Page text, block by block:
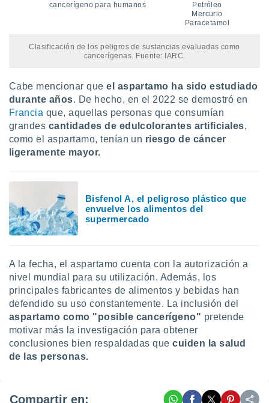
cancerígeno para humanos
Petróleo
Mercurio
Paracetamol
Clasificación de los peligros de sustancias evaluadas como
cancerígenas. Fuente: IARC.
Cabe mencionar queel aspartamo ha sido estudiado
durante años. De hecho, en el 2022 se demostró en
Francia que, aquellas personas que consumían
grandes cantidades de edulcolorantes artificiales,
como el aspartamo, tenían un riesgo de cáncer
ligeramente mayor.
Bisfenol A, el peligroso plástico que
envuelve los alimentos del
supermercado
A la fecha, el aspartamo cuenta con la autorización a
nivel mundial para su utilización. Además, los
principales fabricantes de alimentos y bebidas han
defendido su uso constantemente. La inclusión del
aspartamo como "posible cancerígeno" pretende
motivar más la investigación para obtener
conclusiones bien respaldadas quecuiden la salud
de las personas.
Compartir en: